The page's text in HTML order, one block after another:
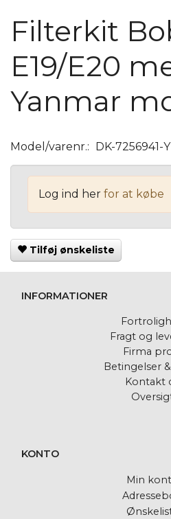
Filterkit
E19/E20
Yanmar
Model/varenr.: DK-7256941-Y
Log ind her for at købe
Tilføj ønskeliste
INFORMATIONER
Fragt og
Firma
Betingelser
Kontakt
KONTO
Min